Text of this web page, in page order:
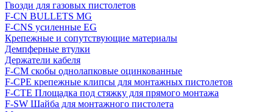
Гвозди для газовых пистолетов
F-CN BULLETS MG
F-CNS усиленные EG
Крепежные и сопутствующие материалы
Демпферные втулки
Держатели кабеля
F-CM скобы однолапковые оцинкованные
F-CPE крепежные клипсы для монтажных пистолетов
F-CTE Площадка под стяжку для прямого монтажа
F-SW Шайба для монтажного пистолета